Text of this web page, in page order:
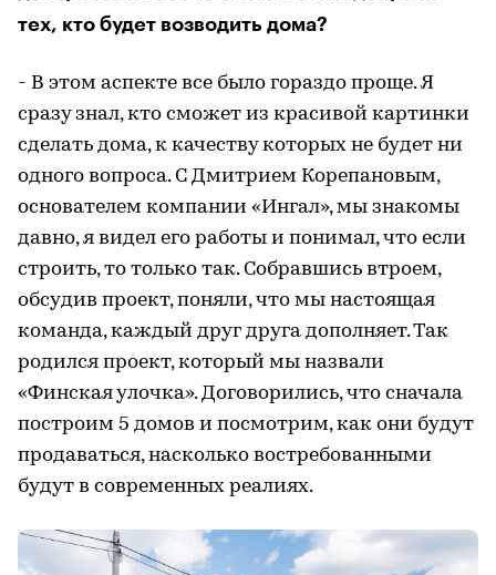
тех, кто будет возводить дома?
- В этом аспекте все было гораздо проще. Я
сразу знал, кто сможет из красивой картинки
сделать дома, к качеству которых не будет ни
одного вопроса. С Дмитрием Корепановым,
основателем компании «Ингал», мы знакомы
давно, я видел его работы и понимал, что если
строить, то только так. Собравшись втроем,
обсудив проект, поняли, что мы настоящая
команда, каждый друг друга дополняет. Так
родился проект, который мы назвали
«Финская улочка». Договорились, что сначала
построим 5 домов и посмотрим, как они будут
продаваться, насколько востребованными
будут в современных реалиях.